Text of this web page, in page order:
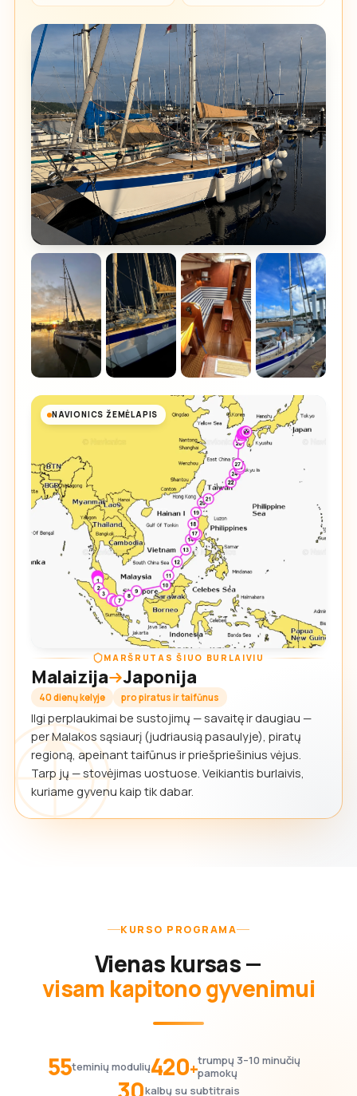
NAVIONICS ŽEMĖLAPIS
MARŠRUTAS ŠIUO BURLAIVIU
Malaizija Japonija
40 dienų kelyje pro piratus ir taifūnus
Ilgi perplaukimai be sustojimų — savaitę ir daugiau —
per Malakos sąsiaurį (judriausią pasaulyje), piratų
regioną, apeinant taifūnus ir priešpriešinius vėjus.
Tarp jų — stovėjimas uostuose. Veikiantis burlaivis,
kuriame gyvenu kaip tik dabar.
KURSO PROGRAMA
Vienas kursas —
visam kapitono gyvenimui
55teminių modulių420+trumpų 3–10 minučių
pamokų
kalbų su subtitrais